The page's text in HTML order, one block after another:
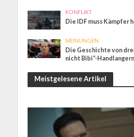
KONFLIKT
Die IDF muss Kämpfer
MEINUNGEN
Die Geschichte von
nicht Bibi“-Handlangern
Meistgelesene Artikel